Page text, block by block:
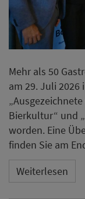
Mehr als 50
am 29. Juli
Bierkultur“ und
worden. Eine
finden Sie am
Weiterlesen